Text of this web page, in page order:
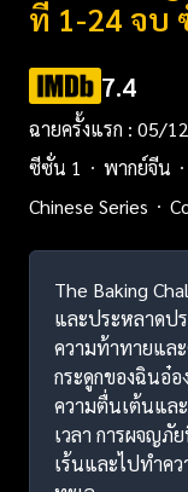
ที่ 1-24 จบ
7.4
ฉายครั้งแรก : 05/
ซีซั่น 1
พากย์จีน
Chinese Series
The Baking
และประหลาดป
ความท้าทายแล
กระดูกของฉินอ๋
ความตื่นเต้นแล
เวลา การผจญภั
เร้นและไปทำค